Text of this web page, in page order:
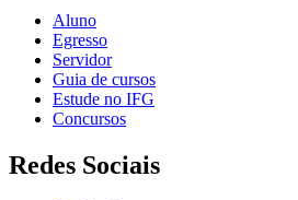
Aluno
Egresso
Servidor
Guia de cursos
Estude no IFG
Concursos
Redes Sociais